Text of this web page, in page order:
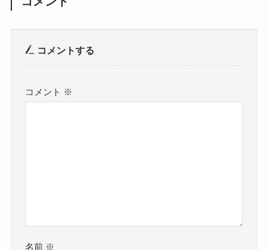
コメントする
コメント ※
名前 ※